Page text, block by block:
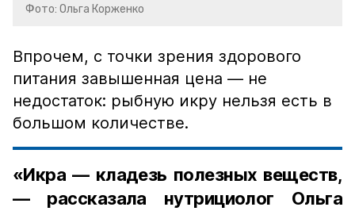
Фото: Ольга Корженко
Впрочем, с точки зрения здорового
питания завышенная цена — не
недостаток: рыбную икру нельзя есть в
большом количестве.
«Икра — кладезь полезных веществ,
— рассказала нутрициолог Ольга